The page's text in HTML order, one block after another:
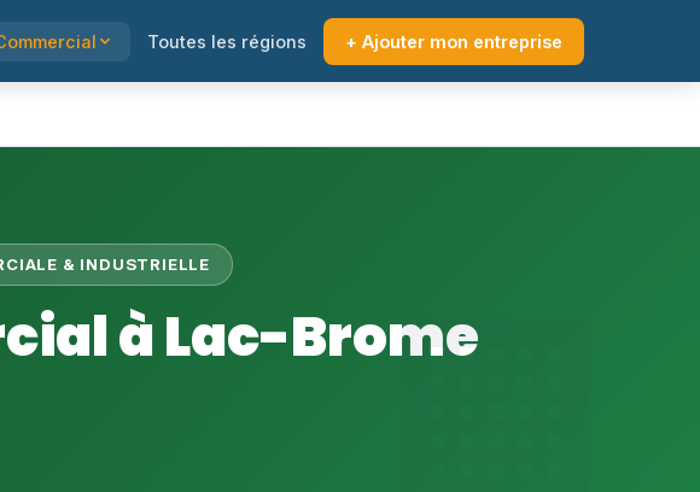
Toutes les régions + Ajouter mon entreprise
& INDUSTRIELLE
à Lac-Brome